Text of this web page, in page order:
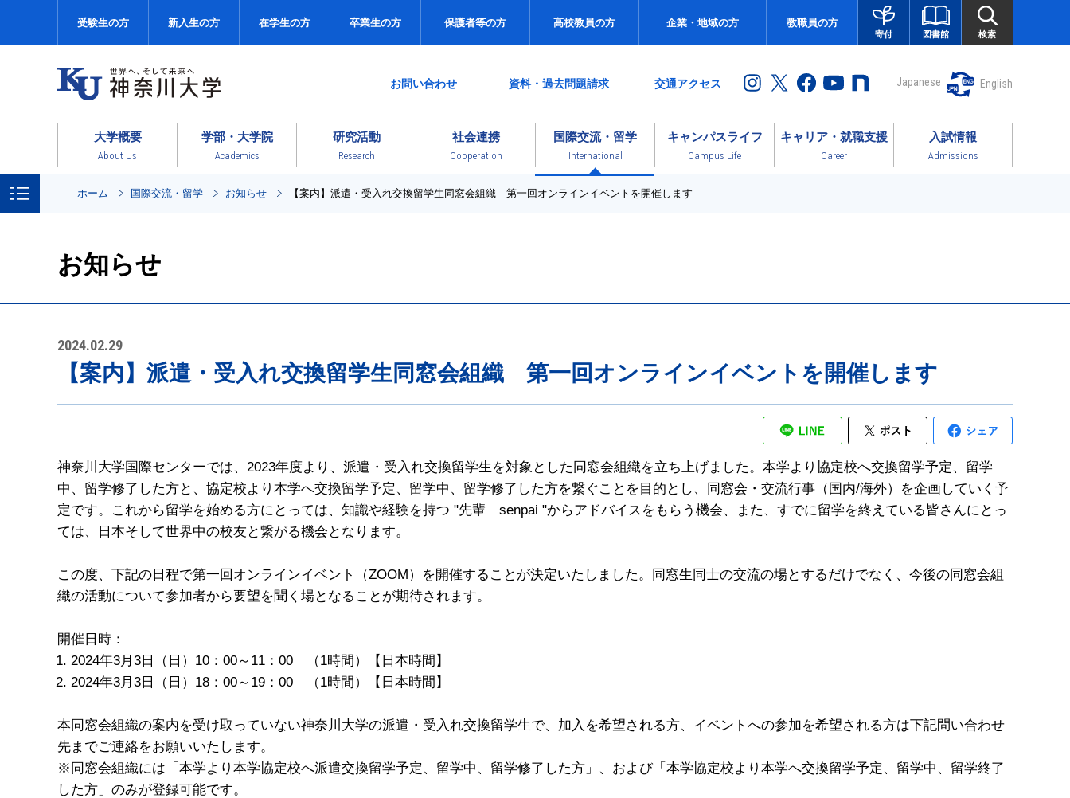
受験生の方 新入生の方 在学生の方 卒業生の方 保護者等の方 高校教員の方 企業・地域の方 教職員の方
寄付 図書館 検索
お問い合わせ 資料・過去問題請求 交通アクセス Japanese English
大学概要
About Us
学部・大学院
Academics
研究活動
Research
社会連携
Cooperation
国際交流・留学
International
キャンパスライフ
Campus Life
キャリア・就職支援
Career
入試情報
Admissions
ホーム 国際交流・留学 お知らせ 【案内】派遣・受入れ交換留学生同窓会組織 第一回オンラインイベントを開催します
お知らせ
2024.02.29
【案内】派遣・受入れ交換留学生同窓会組織 第一回オンラインイベントを開催します
神奈川大学国際センターでは、2023年度より、派遣・受入れ交換留学生を対象とした同窓会組織を立ち上げました。本学より協定校へ交換留学予定、留学
中、留学修了した方と、協定校より本学へ交換留学予定、留学中、留学修了した方を繋ぐことを目的とし、同窓会・交流行事（国内/海外）を企画していく予
定です。これから留学を始める方にとっては、知識や経験を持つ "先輩 senpai "からアドバイスをもらう機会、また、すでに留学を終えている皆さんにとっ
ては、日本そして世界中の校友と繋がる機会となります。
この度、下記の日程で第一回オンラインイベント（ZOOM）を開催することが決定いたしました。同窓生同士の交流の場とするだけでなく、今後の同窓会組
織の活動について参加者から要望を聞く場となることが期待されます。
開催日時：
2024年3月3日（日）10：00～11：00 （1時間）【日本時間】
2024年3月3日（日）18：00～19：00 （1時間）【日本時間】
本同窓会組織の案内を受け取っていない神奈川大学の派遣・受入れ交換留学生で、加入を希望される方、イベントへの参加を希望される方は下記問い合わせ
先までご連絡をお願いいたします。
※同窓会組織には「本学より本学協定校へ派遣交換留学予定、留学中、留学修了した方」、および「本学協定校より本学へ交換留学予定、留学中、留学終了
した方」のみが登録可能です。